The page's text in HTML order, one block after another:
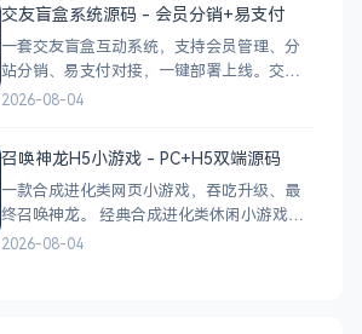
分析报表 技术栈 后端：PHP
交友盲盒系统源码 - 会员分销+易支付
一套交友盲盒互动系统，支持会员管理、分
站分销、易支付对接，一键部署上线。交友
盲盒系统源码，支持会员系统、多商户分
建。 核心功能 会员系统：自定义价格、会
员等级 分销系统：代理商机制、佣金
2026-08-04
召唤神龙H5小游戏 - PC+H5双端源码
一款合成进化类网页小游戏，吞吃升级、最
终召唤神龙。 经典合成进化类休闲小游戏，
双版本可选：正常版挑战通关、无敌版轻松
2026-08-04